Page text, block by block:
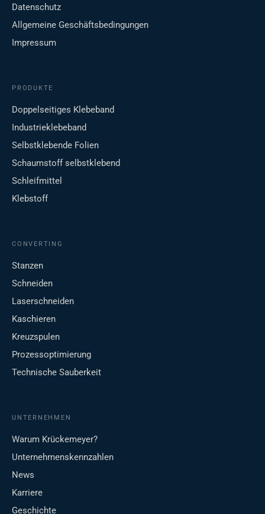
Datenschutz
Allgemeine Geschäftsbedingungen
Impressum
PRODUKTE
Doppelseitiges Klebeband
Industrieklebeband
Selbstklebende Folien
Schaumstoff selbstklebend
Schleifmittel
Klebstoff
CONVERTING
Stanzen
Schneiden
Laserschneiden
Kaschieren
Kreuzspulen
Prozessoptimierung
Technische Sauberkeit
UNTERNEHMEN
Warum Krückemeyer?
Unternehmenskennzahlen
News
Karriere
Geschichte